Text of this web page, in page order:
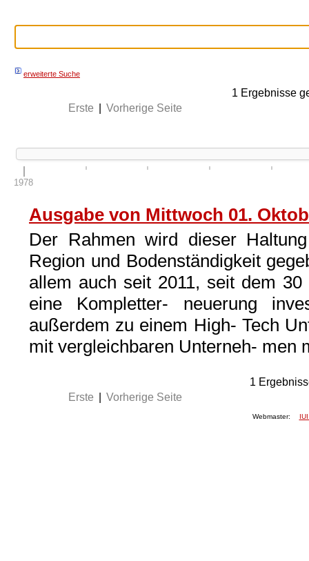
erweiterte Suche
1 Ergebnisse
Erste
Vorherige Seite
1978
Ausgabe von Mittwoch 01.
Der Rahmen wird dieser
Region und Bodenständigkeit
allem auch seit 2011, seit dem
eine Kompletter- neuerung
außerdem zu einem High- Tech
mit vergleichbaren Unterneh- men
1
Erste
Vorherige Seite
Webmaster: